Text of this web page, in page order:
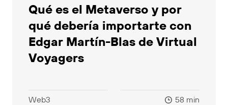
Qué es el Metaverso y por
qué debería importarte con
Edgar Martín-Blas de Virtual
Voyagers
Web3 58 min